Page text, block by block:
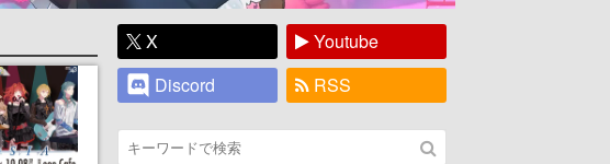
X
Youtube
Discord
RSS